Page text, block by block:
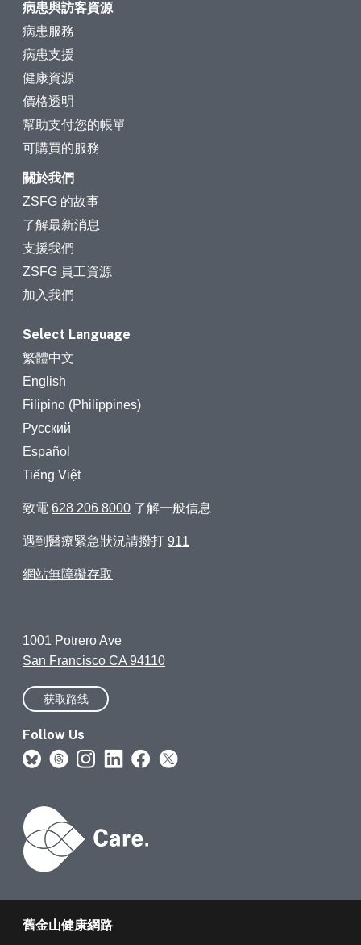
病患與訪客資源
病患服務
病患支援
健康資源
價格透明
幫助支付您的帳單
可購買的服務
關於我們
ZSFG 的故事
了解最新消息
支援我們
ZSFG 員工資源
加入我們
Select Language
繁體中文
English
Filipino (Philippines)
Русский
Español
Tiếng Việt
致電 628 206 8000 了解一般信息
遇到醫療緊急狀況請撥打 911
網站無障礙存取
1001 Potrero Ave
San Francisco CA 94110
获取路线
Follow Us
舊金山健康網路